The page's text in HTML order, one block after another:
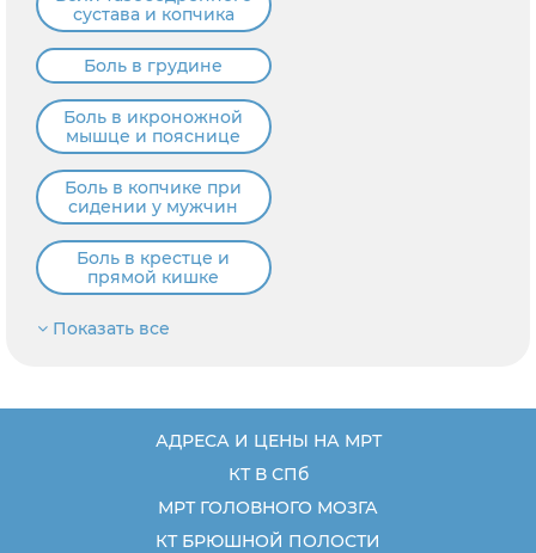
сустава и копчика
Боль в грудине
Боль в икроножной
мышце и пояснице
Боль в копчике при
сидении у мужчин
Боль в крестце и
прямой кишке
Показать все
АДРЕСА И ЦЕНЫ НА МРТ
КТ В СПб
МРТ ГОЛОВНОГО МОЗГА
КТ БРЮШНОЙ ПОЛОСТИ